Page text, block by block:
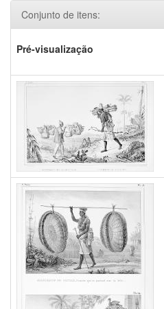
Conjunto de itens:
Pré-visualização